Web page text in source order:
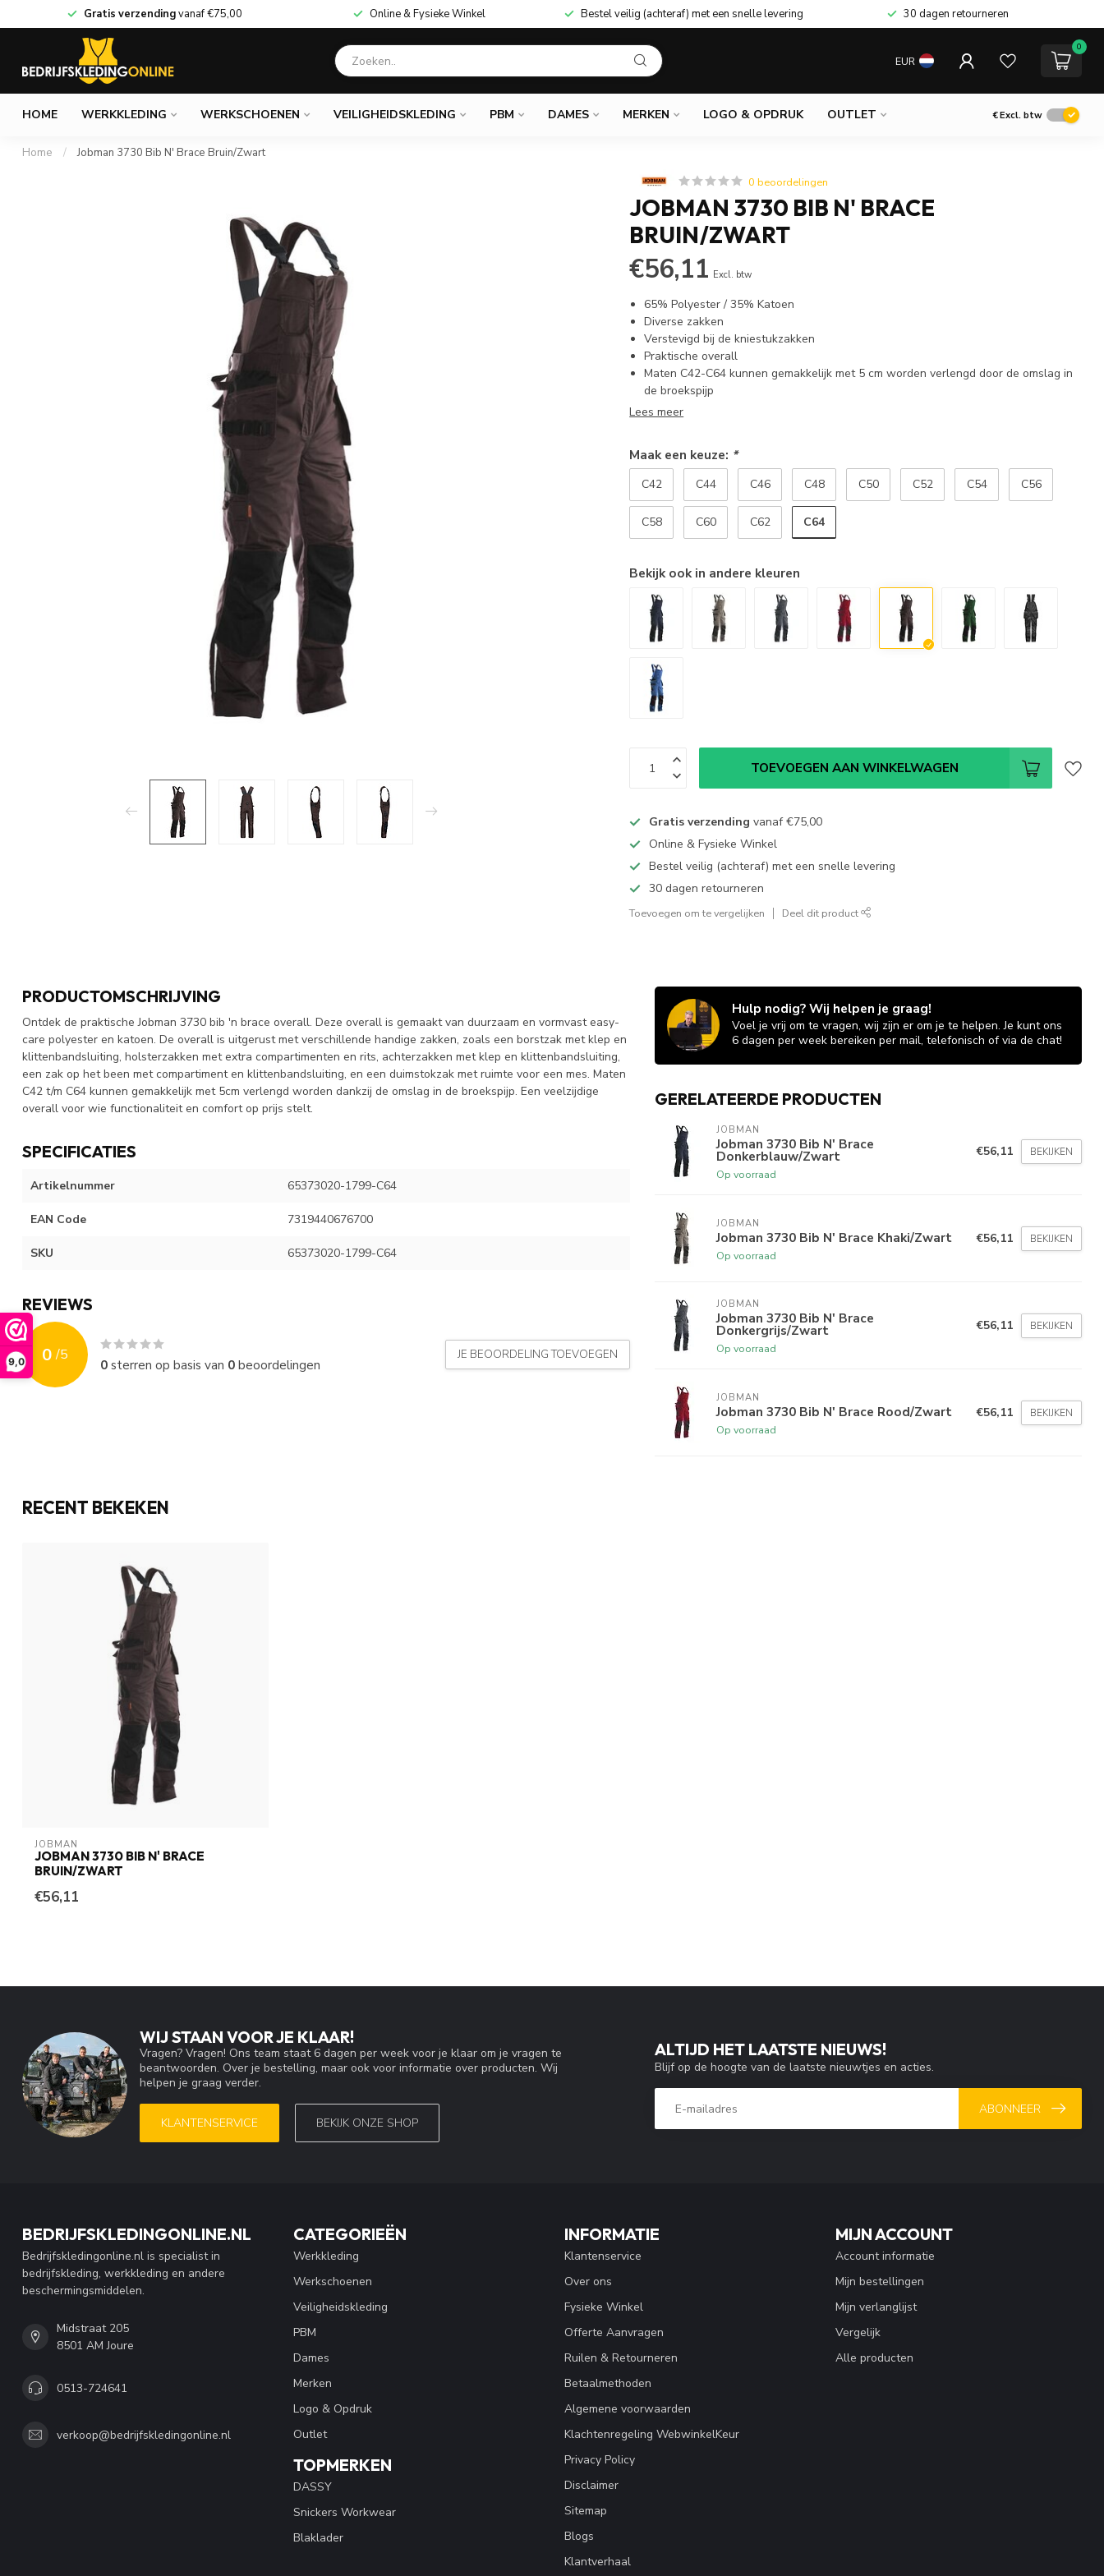
9,0
Gratis verzendingvanaf€75,00 Online & Fysieke Winkel Bestel veilig (achteraf) met een snelle levering 30 dagen retourneren
EUR
0
HOME WERKKLEDING WERKSCHOENEN VEILIGHEIDSKLEDING PBM DAMES MERKEN LOGO & OPDRUK OUTLET €Excl. btw
Home / Jobman 3730 Bib N' Brace Bruin/Zwart
0 beoordelingen
JOBMAN 3730 BIB N' BRACE
BRUIN/ZWART
€56,11 Excl. btw
65% Polyester / 35% Katoen
Diverse zakken
Verstevigd bij de kniestukzakken
Praktische overall
Maten C42-C64 kunnen gemakkelijk met 5 cm worden verlengd door de omslag in
de broekspijp
Lees meer
Maak een keuze: *
C42 C44 C46 C48 C50 C52 C54 C56
C58 C60 C62 C64
Bekijk ook in andere kleuren
TOEVOEGEN AAN WINKELWAGEN
Gratis verzending vanaf€75,00
Online & Fysieke Winkel
Bestel veilig (achteraf) met een snelle levering
30 dagen retourneren
Toevoegen om te vergelijken Deel dit product
PRODUCTOMSCHRIJVING
Ontdek de praktische Jobman 3730 bib 'n brace overall. Deze overall is gemaakt van duurzaam en vormvast easy-
care polyester en katoen. De overall is uitgerust met verschillende handige zakken, zoals een borstzak met klep en
klittenbandsluiting, holsterzakken met extra compartimenten en rits, achterzakken met klep en klittenbandsluiting,
een zak op het been met compartiment en klittenbandsluiting, en een duimstokzak met ruimte voor een mes. Maten
C42 t/m C64 kunnen gemakkelijk met 5cm verlengd worden dankzij de omslag in de broekspijp. Een veelzijdige
overall voor wie functionaliteit en comfort op prijs stelt.
SPECIFICATIES
Artikelnummer 65373020-1799-C64
EAN Code 7319440676700
SKU 65373020-1799-C64
REVIEWS
0 /5
0sterren op basis van 0beoordelingen
JE BEOORDELING TOEVOEGEN
Hulp nodig? Wij helpen je graag!
Voel je vrij om te vragen, wij zijn er om je te helpen. Je kunt ons
6 dagen per week bereiken per mail, telefonisch of via de chat!
GERELATEERDE PRODUCTEN
JOBMAN
Jobman 3730 Bib N' Brace
Donkerblauw/Zwart
Op voorraad
€56,11 BEKIJKEN
JOBMAN
Jobman 3730 Bib N' Brace Khaki/Zwart
Op voorraad
€56,11 BEKIJKEN
JOBMAN
Jobman 3730 Bib N' Brace
Donkergrijs/Zwart
Op voorraad
€56,11 BEKIJKEN
JOBMAN
Jobman 3730 Bib N' Brace Rood/Zwart
Op voorraad
€56,11 BEKIJKEN
RECENT BEKEKEN
JOBMAN
JOBMAN 3730 BIB N' BRACE
BRUIN/ZWART
€56,11
WIJ STAAN VOOR JE KLAAR!
Vragen? Vragen! Ons team staat 6 dagen per week voor je klaar om je vragen te
beantwoorden. Over je bestelling, maar ook voor informatie over producten. Wij
helpen je graag verder.
KLANTENSERVICE BEKIJK ONZE SHOP
ALTIJD HET LAATSTE NIEUWS!
Blijf op de hoogte van de laatste nieuwtjes en acties.
ABONNEER
BEDRIJFSKLEDINGONLINE.NL
Bedrijfskledingonline.nl is specialist in
bedrijfskleding, werkkleding en andere
beschermingsmiddelen.
Midstraat 205
8501 AM Joure
0513-724641
verkoop@bedrijfskledingonline.nl
CATEGORIEËN
Werkkleding
Werkschoenen
Veiligheidskleding
PBM
Dames
Merken
Logo & Opdruk
Outlet
TOPMERKEN
DASSY
Snickers Workwear
Blaklader
INFORMATIE
Klantenservice
Over ons
Fysieke Winkel
Offerte Aanvragen
Ruilen & Retourneren
Betaalmethoden
Algemene voorwaarden
Klachtenregeling WebwinkelKeur
Privacy Policy
Disclaimer
Sitemap
Blogs
Klantverhaal
MIJN ACCOUNT
Account informatie
Mijn bestellingen
Mijn verlanglijst
Vergelijk
Alle producten